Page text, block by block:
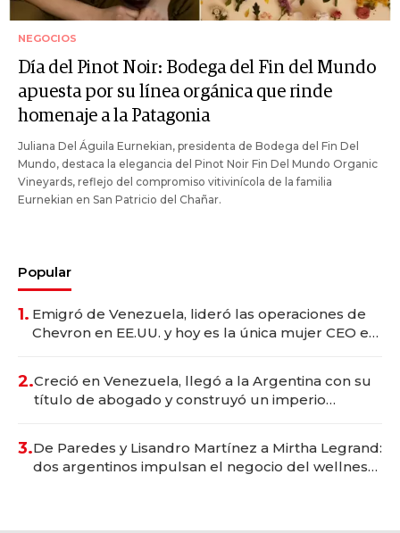
NEGOCIOS
Día del Pinot Noir: Bodega del Fin del Mundo
apuesta por su línea orgánica que rinde
homenaje a la Patagonia
Juliana Del Águila Eurnekian, presidenta de Bodega del Fin Del
Mundo, destaca la elegancia del Pinot Noir Fin Del Mundo Organic
Vineyards, reflejo del compromiso vitivinícola de la familia
Eurnekian en San Patricio del Chañar.
Popular
1. Emigró de Venezuela, lideró las operaciones de
Chevron en EE.UU. y hoy es la única mujer CEO en
2.Creció en Venezuela, llegó a la Argentina con su
título de abogado y construyó un imperio
3.De Paredes y Lisandro Martínez a Mirtha Legrand:
dos argentinos impulsan el negocio del wellness